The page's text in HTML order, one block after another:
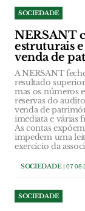
SOCIEDADE
NERSANT
estruturais
venda de
A NERSANT
resultado
mas os números
reservas do
venda de
imediata e várias
As contas
impedem uma
exercício da
SOCIEDADE| 07-08-
SOCIEDADE